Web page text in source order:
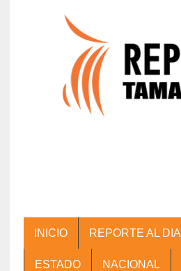
INICIO REPORTE AL DIA
ESTADO NACIONAL